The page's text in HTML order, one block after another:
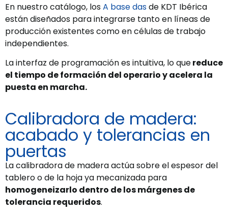
En nuestro catálogo, losA base dasde KDT Ibérica
están diseñados para integrarse tanto en líneas de
producción existentes como en células de trabajo
independientes.
La interfaz de programación es intuitiva, lo quereduce
el tiempo de formación del operario y acelera la
puesta en marcha.
Calibradora de madera:
acabado y tolerancias en
puertas
La calibradora de madera actúa sobre el espesor del
tablero o de la hoja ya mecanizada para
homogeneizarlo dentro de los márgenes de
tolerancia requeridos.